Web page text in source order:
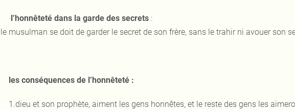
·l’honnêteté dans la garde des secrets:
le musulman se doit de garder le secret de son frère, sans le trahir ni avouer son
les conséquences de l’honnêteté :
1.dieu et son prophète, aiment les gens honnêtes, et le reste des gens les